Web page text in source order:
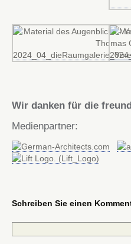
Wir danken für die
Medienpartner:
Schreiben Sie einen